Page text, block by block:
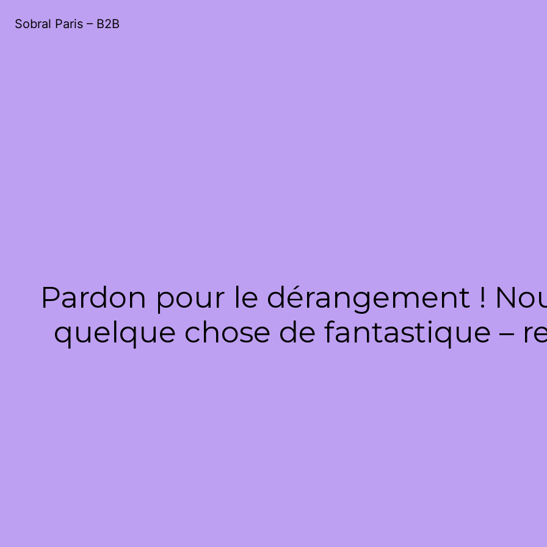
Sobral Paris – B2B
Pardon pour le dérangement !
quelque chose de fantastique –